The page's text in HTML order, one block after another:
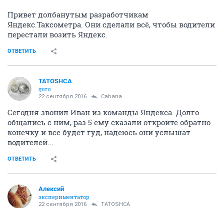
Привет долбанутым разработчикам
Яндекс.Таксометра. Они сделали всё, чтобы водители
перестали возить Яндекс.
ОТВЕТИТЬ
TATOSHCA
guru
22 сентября 2016 Cabana
Сегодня звонил Иван из команды Яндекса. Долго
общались с ним, раз 5 ему сказали откройте обратно
конечку и все будет гуд, надеюсь они услышат
водителей...
ОТВЕТИТЬ
Алексий
экспериментатор
22 сентября 2016 TATOSHCA